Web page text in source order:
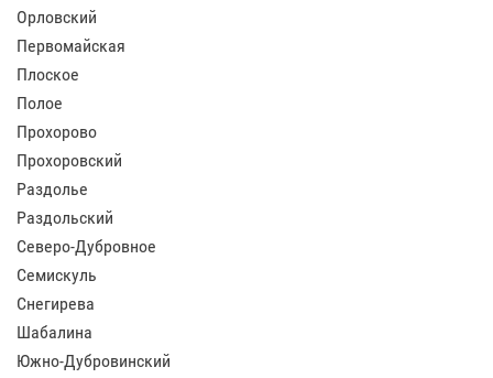
Орловский
Первомайская
Плоское
Полое
Прохорово
Прохоровский
Раздолье
Раздольский
Северо-Дубровное
Семискуль
Снегирева
Шабалина
Южно-Дубровинский